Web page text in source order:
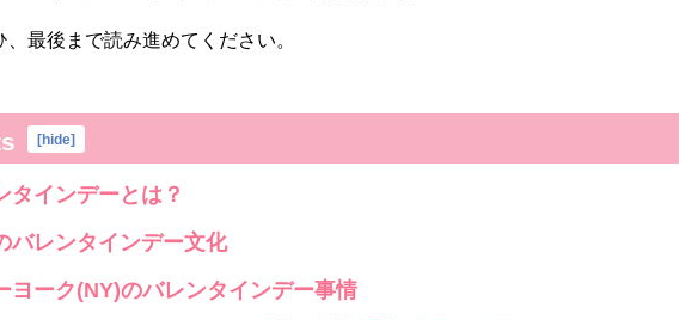
、最後まで読み進めてください。
[hide]
タインデーとは？
バレンタインデー文化
ヨーク(NY)のバレンタインデー事情